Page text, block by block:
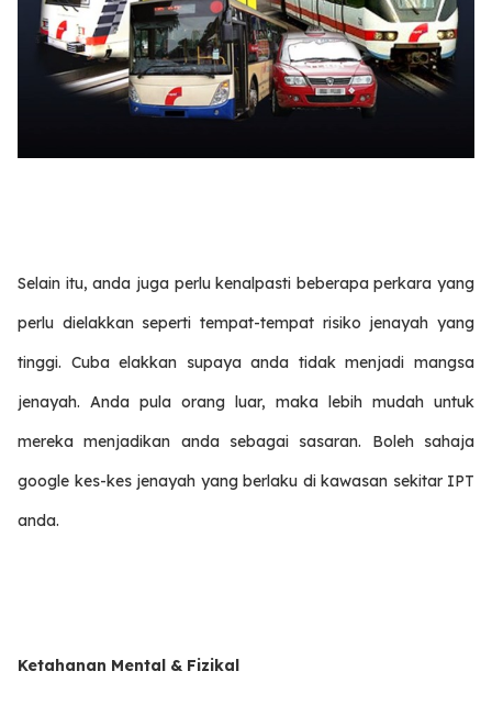
Selain itu, anda juga perlu kenalpasti beberapa perkara yang
perlu dielakkan seperti tempat-tempat risiko jenayah yang
tinggi. Cuba elakkan supaya anda tidak menjadi mangsa
jenayah. Anda pula orang luar, maka lebih mudah untuk
mereka menjadikan anda sebagai sasaran. Boleh sahaja
google kes-kes jenayah yang berlaku di kawasan sekitar IPT
anda.
Ketahanan Mental & Fizikal